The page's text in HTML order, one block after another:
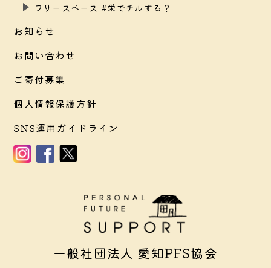
一般社団法人 愛知PFS協会
フリースペース #栄でチルする？
お知らせ
お問い合わせ
ご寄付募集
個人情報保護方針
SNS運用ガイドライン